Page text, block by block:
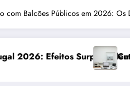
com Balcões Públicos em 2026: Os
e Oportunidades
de vida em Portugal